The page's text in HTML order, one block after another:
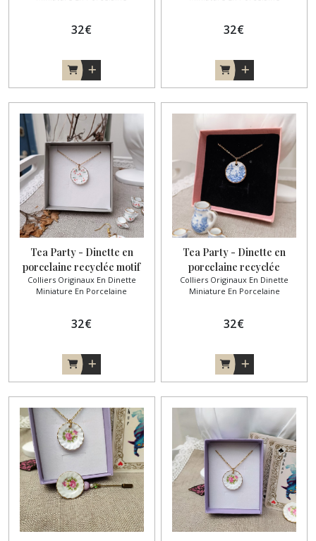
32€ 32€
Tea Party - Dinette en
porcelaine recyclée motif
cerises
Colliers Originaux En Dinette
Miniature En Porcelaine
32€
Tea Party - Dinette en
porcelaine recyclée
Colliers Originaux En Dinette
Miniature En Porcelaine
32€